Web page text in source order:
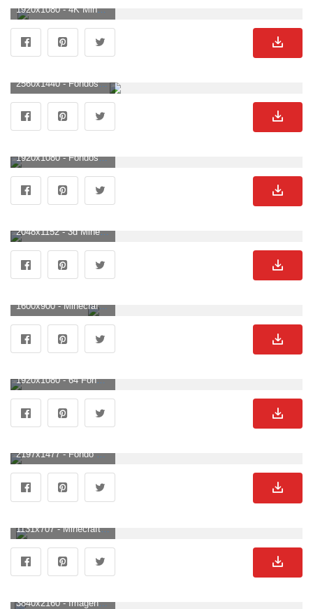
1920x1080 - 4K Minecraft Wallpapers - Los mejores fondos 4K Minecraft gratis. Fondo de pantalla HD 1080p de Minecraft.
2560x1440 - Fondos de Minecraft. Imágen 2K de Minecraft.
1920x1080 - Fondos de Minecraft - Fondo de Minecraft (# 61414) - Fondo de pantalla HD. Wallpaper para escritorio HD 1080p de Minecraft.
2048x1152 - 3d Minecraft Cinema 4d rinde ovejas, Lb Photo Realism, Minecraft Lb. Imágen de Minecraft.
1600x900 - Minecraft Wallpapers For Walls. Fondo de pantalla de Minecraft.
1920x1080 - 64 Fondos de pantalla 4K Ultra HD de Minecraft | Imágenes de fondo - Fondo de pantalla. Fondo para computadora HD 1080p de Minecraft.
2197x1477 - Fondo de pantalla de Minecraft, imágenes principales de Minecraft HQ, fondos de pantalla de Minecraft WD + 99. Fondo de pantalla de Minecraft.
1131x707 - Minecraft Wallpaper Titulado Minecraft - Minecraft Pig Hd (# 61216. Wallpaper de Minecraft.
3840x2160 - Imagen superior de Minecraft, descarga la imagen de crear un lindo. Fondo para computadora 4K Ultra HD de Minecraft.